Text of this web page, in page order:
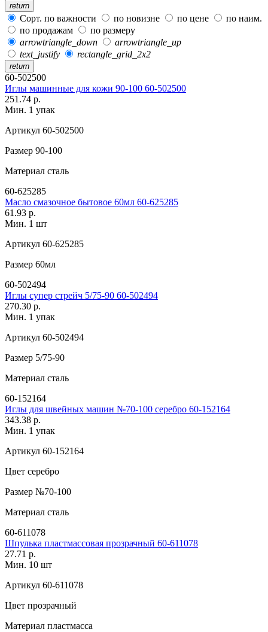
return
Сорт. по важности по новизне по цене
по наим.
по продажам
по размеру
arrowtriangle_down
arrowtriangle_up
text_justify
rectangle_grid_2x2
return
60-502500
Иглы машинные для кожи 90-100 60-502500
251.74 р.
Мин. 1 упак
Артикул 60-502500
Размер 90-100
Материал сталь
60-625285
Масло смазочное бытовое 60мл 60-625285
61.93 р.
Мин. 1 шт
Артикул 60-625285
Размер 60мл
60-502494
Иглы супер стрейч 5/75-90 60-502494
270.30 р.
Мин. 1 упак
Артикул 60-502494
Размер 5/75-90
Материал сталь
60-152164
Иглы для швейных машин №70-100 серебро 60-152164
343.38 р.
Мин. 1 упак
Артикул 60-152164
Цвет серебро
Размер №70-100
Материал сталь
60-611078
Шпулька пластмассовая прозрачный 60-611078
27.71 р.
Мин. 10 шт
Артикул 60-611078
Цвет прозрачный
Материал пластмасса